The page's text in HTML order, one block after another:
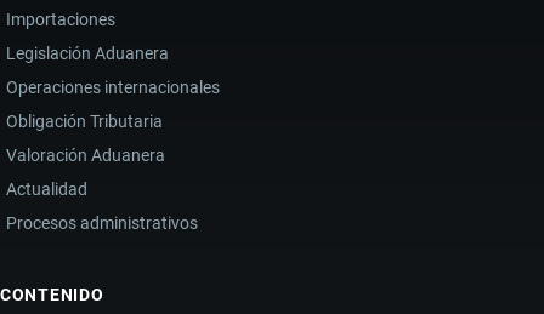
Importaciones
Legislación Aduanera
Operaciones internacionales
Obligación Tributaria
Valoración Aduanera
Actualidad
Procesos administrativos
CONTENIDO